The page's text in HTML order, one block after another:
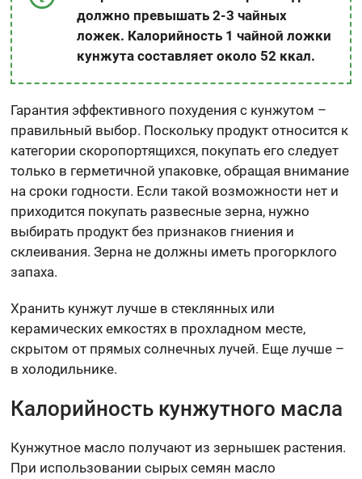
должно превышать 2-3 чайных
ложек. Калорийность 1 чайной ложки
кунжута составляет около 52 ккал.
Гарантия эффективного похудения с кунжутом –
правильный выбор. Поскольку продукт относится к
категории скоропортящихся, покупать его следует
только в герметичной упаковке, обращая внимание
на сроки годности. Если такой возможности нет и
приходится покупать развесные зерна, нужно
выбирать продукт без признаков гниения и
склеивания. Зерна не должны иметь прогорклого
запаха.
Хранить кунжут лучше в стеклянных или
керамических емкостях в прохладном месте,
скрытом от прямых солнечных лучей. Еще лучше –
в холодильнике.
Калорийность кунжутного масла
Кунжутное масло получают из зернышек растения.
При использовании сырых семян масло